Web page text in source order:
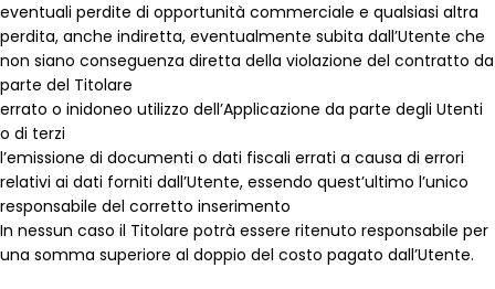
eventuali perdite di opportunità commerciale e qualsiasi altra
perdita, anche indiretta, eventualmente subita dall’Utente che
non siano conseguenza diretta della violazione del contratto da
parte del Titolare
errato o inidoneo utilizzo dell’Applicazione da parte degli Utenti
o di terzi
l’emissione di documenti o dati fiscali errati a causa di errori
relativi ai dati forniti dall’Utente, essendo quest’ultimo l’unico
responsabile del corretto inserimento
In nessun caso il Titolare potrà essere ritenuto responsabile per
una somma superiore al doppio del costo pagato dall’Utente.